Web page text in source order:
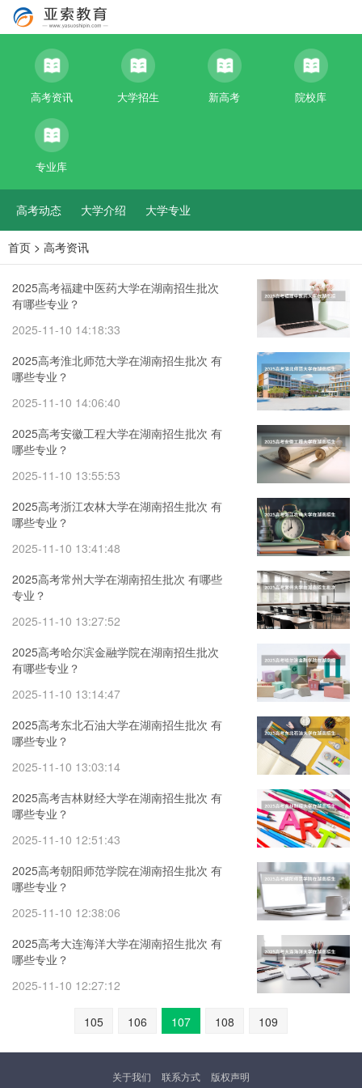
高考资讯 大学招生 新高考 院校库
专业库
高考动态 大学介绍 大学专业
首页 > 高考资讯
2025高考福建中医药大学在湖南招生批次
有哪些专业？
2025-11-10 14:18:33
2025高考淮北师范大学在湖南招生批次 有
哪些专业？
2025-11-10 14:06:40
2025高考安徽工程大学在湖南招生批次 有
哪些专业？
2025-11-10 13:55:53
2025高考浙江农林大学在湖南招生批次 有
哪些专业？
2025-11-10 13:41:48
2025高考常州大学在湖南招生批次 有哪些
专业？
2025-11-10 13:27:52
2025高考哈尔滨金融学院在湖南招生批次
有哪些专业？
2025-11-10 13:14:47
2025高考东北石油大学在湖南招生批次 有
哪些专业？
2025-11-10 13:03:14
2025高考吉林财经大学在湖南招生批次 有
哪些专业？
2025-11-10 12:51:43
2025高考朝阳师范学院在湖南招生批次 有
哪些专业？
2025-11-10 12:38:06
2025高考大连海洋大学在湖南招生批次 有
哪些专业？
2025-11-10 12:27:12
105 106 107 108 109
关于我们 联系方式 版权声明